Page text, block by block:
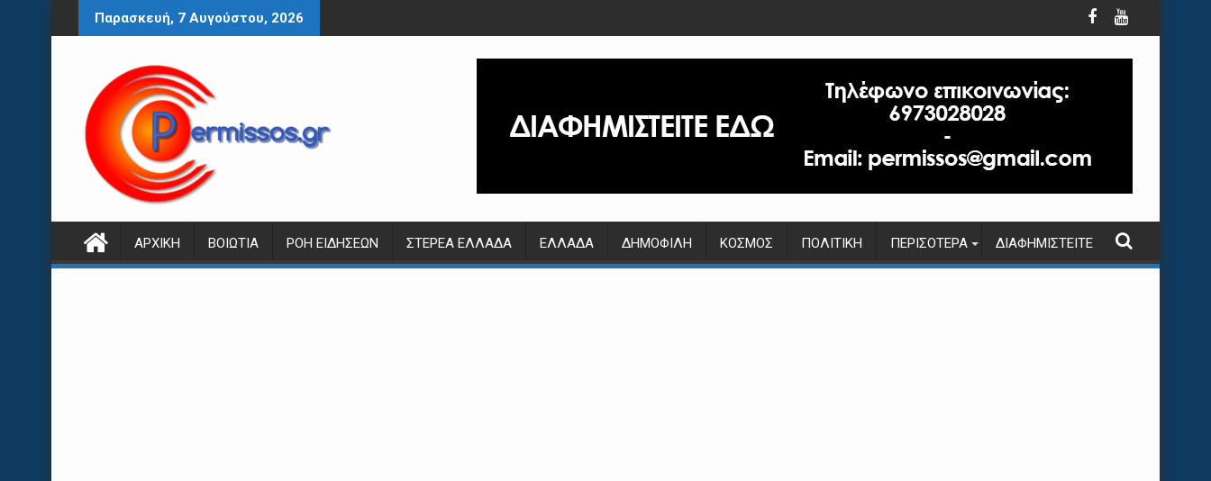
Περάστε
στο
Παρασκευή, 7 Αυγούστου, 2026
ΑΡΧΙΚΉ ΒΟΙΩΤΊΑ ΡΟΉ ΕΙΔΉΣΕΩΝ ΣΤΕΡΕΆ ΕΛΛΆΔΑ ΕΛΛΆΔΑ ΔΗΜΟΦΙΛΉ ΚΌΣΜΟΣ ΠΟΛΙΤΙΚΉ ΠΕΡΙΣΌΤΕΡΑ ΔΙΑΦΗΜΙΣΤΕΊΤΕ